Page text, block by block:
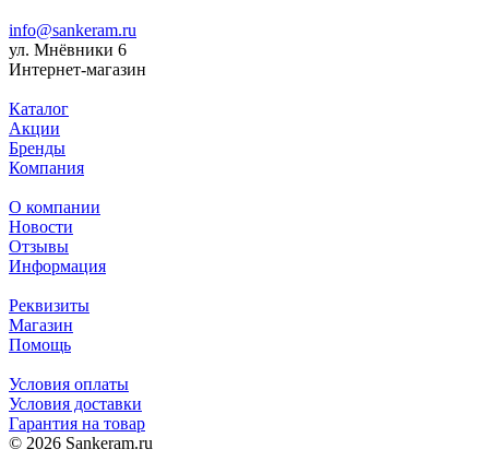
info@sankeram.ru
ул. Мнёвники 6
Интернет-магазин
Каталог
Акции
Бренды
Компания
О компании
Новости
Отзывы
Информация
Реквизиты
Магазин
Помощь
Условия оплаты
Условия доставки
Гарантия на товар
© 2026 Sankeram.ru